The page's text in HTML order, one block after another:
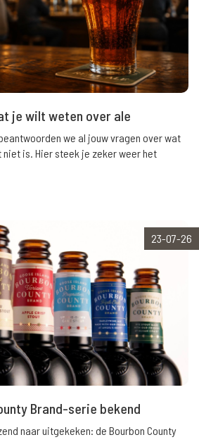
je wilt weten over ale
we al jouw vragen over wat
niet is. Hier steek je zeker weer het
23-07-26
Brand-serie bekend
naar uitgekeken: de Bourbon County